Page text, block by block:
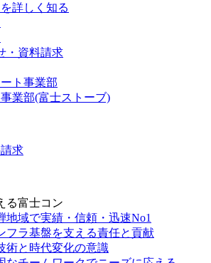
詳しく知る
ト事業部
業部(富士ストーブ)
求
る富士コン
地域で実績・信頼・迅速No1
フラ基盤を支える責任と貢献
術と時代変化の意識